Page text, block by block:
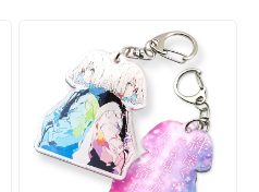
能です。充実したサイズ展
開と豊富なオプションや包
装パッケージなど、用途や
デザインに応じて細部の選
択も可能です。お客様のア
イディアやニーズに合わせ
たオリジナル缶を製作いた
透明度の高いアクリル素材
を使用しています。各種8色
のカラーラインナップをご
用意いたしました。角の部
分にはなめらかなアール加
工が施されていますので、
手触りがよく安全性もしっ
かりと確保した高級感のあ